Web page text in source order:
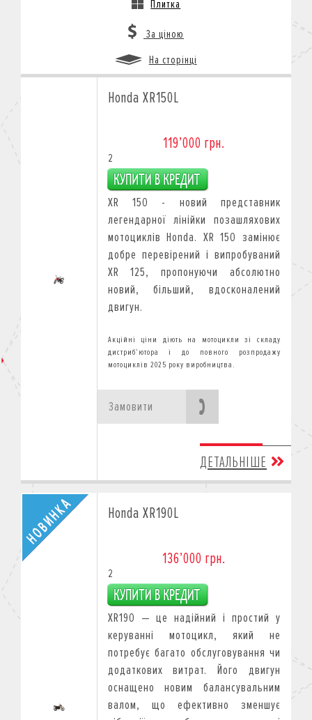
Плитка
За ціною
На сторінці
Honda XR150L
119’000 грн.
2
XR 150 - новий представник
легендарної лінійки позашляхових
мотоциклів Honda. XR 150 замінює
добре перевірений і випробуваний
XR 125, пропонуючи абсолютно
новий, більший, вдосконалений
двигун.
Акційні ціни діють на мотоцикли
Замовити
ДЕТАЛЬНІШЕ
Honda XR190L
136’000 грн.
2
XR190 — це надійний і простий у
керуванні мотоцикл, який не
потребує багато обслуговування чи
додаткових витрат. Його двигун
оснащено новим балансувальним
валом, що ефективно зменшує